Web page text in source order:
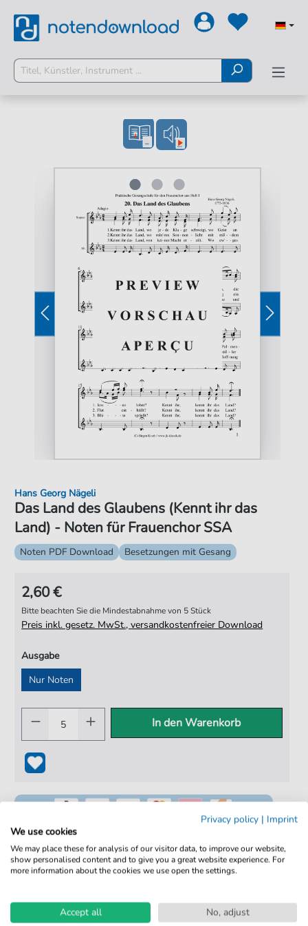
Das Land des Glaubens (Kennt ihr das
Land) - Noten für Frauenchor SSA
Hans Georg Nägeli
Noten PDF Download Besetzungen mit Gesang
2,60 €
Bitte beachten Sie die Mindestabnahme von 5 Stück
Preis inkl. gesetz. MwSt., versandkostenfreier Download
Ausgabe
Nur Noten
In den Warenkorb
100% Legal & Lizenziert
Kein Abo. Fairer Einzelkauf.
Privacy policy | Imprint
We use cookies
We may place these for analysis of our visitor data, to improve our website,
show personalised content and to give you a great website experience. For
more information about the cookies we use open the settings.
Accept all
No, adjust